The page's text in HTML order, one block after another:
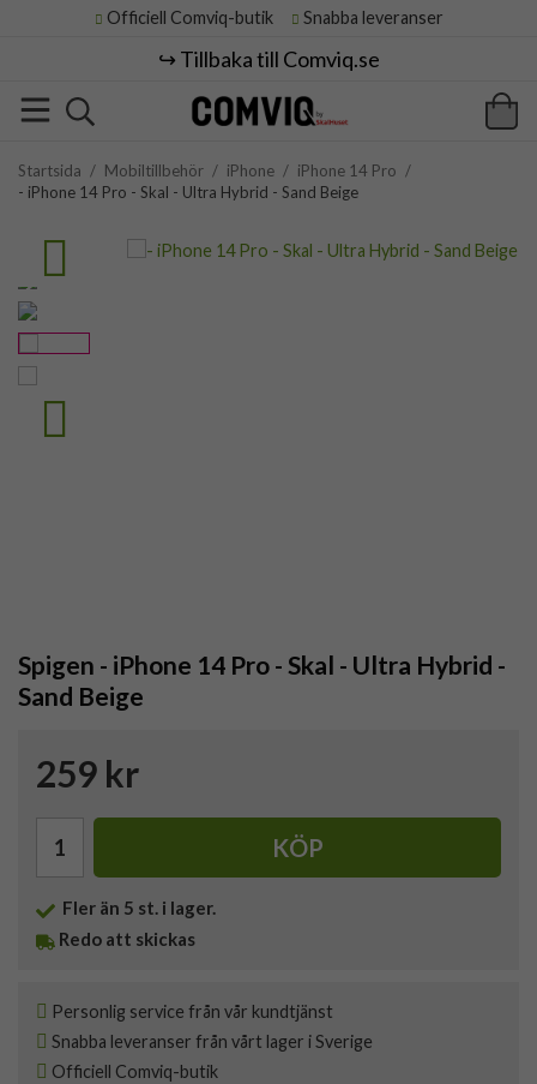
Officiell Comviq-butik Snabba leveranser
↪️ Tillbaka till Comviq.se
Startsida / Mobiltillbehör / iPhone / iPhone 14 Pro /
- iPhone 14 Pro - Skal - Ultra Hybrid - Sand Beige
Spigen - iPhone 14 Pro - Skal - Ultra Hybrid -
Sand Beige
259 kr
KÖP
Fler än 5 st. i lager.
Redo att skickas
Personlig service från vår kundtjänst
Snabba leveranser från vårt lager i Sverige
Officiell Comviq-butik